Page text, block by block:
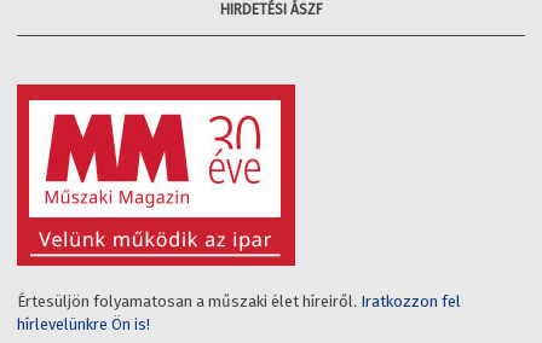
HIRDETÉSI ÁSZF
Értesüljön folyamatosan a műszaki élet híreiről. Iratkozzon fel
hírlevelünkre Ön is!